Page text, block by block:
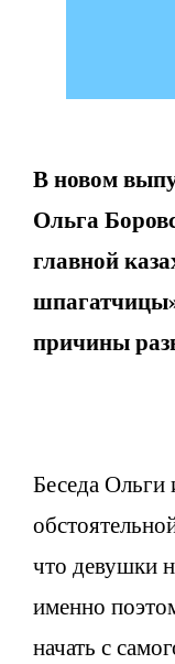
В новом
Ольга
главной
причины
Беседа
что девушки
именно
начать с